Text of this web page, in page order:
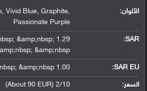
الألوان:
Vivid Blue, Graphite,
Passionate Purple
SAR
:
&amp;nbsp;
&amp;nbsp;
SAR EU:
1.00 W/kg (head) &amp;nbsp; &amp;nbsp;
السعر: 2/10 (About 90 EUR)